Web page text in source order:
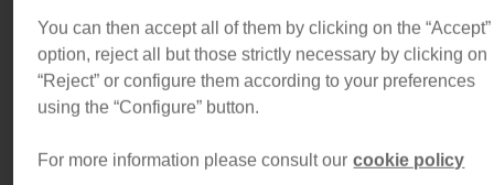
despejadas a Plaza Molina y de una excelente conexión
con los principales puntos de interés de la ciudad.
La vivienda conserva preciosos elementos originales,
como los techos con volta catalana (elemento
arquitectónico emblemático de Barcelona), que aportan
carácter y autenticidad al espacio, perfectamente
You can then accept all of them by clicking on the “Accept”
option, reject all but those strictly necessary by clicking on
“Reject” or configure them according to your preferences
using the “Configure” button.
For more information please consult our cookie policy